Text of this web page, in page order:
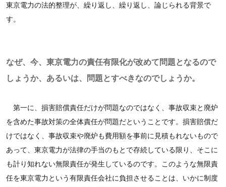
東京電力の法的整理が、繰り返し、繰り返し、論じられる背景で
す。
なぜ、今、東京電力の責任有限化が改めて問題となるので
しょうか、あるいは、問題とすべきなのでしょうか。
第一に、損害賠償責任だけが問題なのではなく、事故収束と廃炉
を含めた事故対策の全体責任が問題だということです。損害賠償だ
けではなく、事故収束や廃炉も費用額を事前に見積もれないもので
あって、東京電力が法律の手当のもとで存続している限り、そこに
も計り知れない無限責任が発生しているのです。このような無限責
任を東京電力という有限責任会社に負担させることは、いかに制度